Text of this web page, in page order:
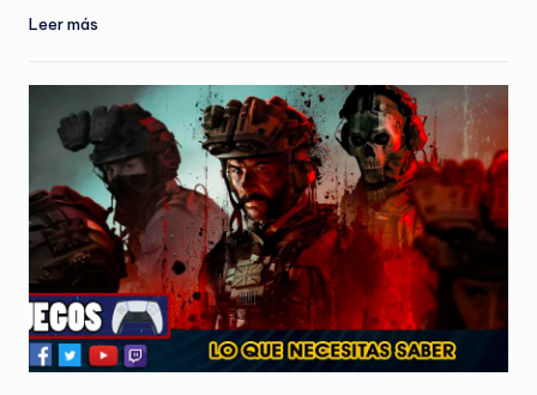
Leer más